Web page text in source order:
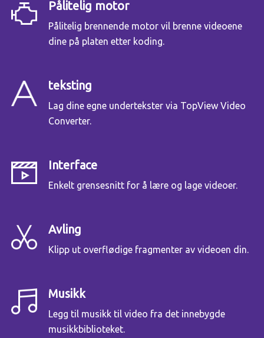
Pålitelig motor
Pålitelig brennende motor vil brenne videoene
dine på platen etter koding.
teksting
Lag dine egne undertekster via TopView Video
Converter.
Interface
Enkelt grensesnitt for å lære og lage videoer.
Avling
Klipp ut overflødige fragmenter av videoen din.
Musikk
Legg til musikk til video fra det innebygde
musikkbiblioteket.